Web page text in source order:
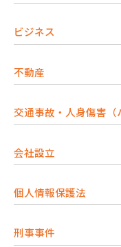
ビジネス
不動産
交通事故・人身傷害（
会社設立
個人情報保護法
刑事事件